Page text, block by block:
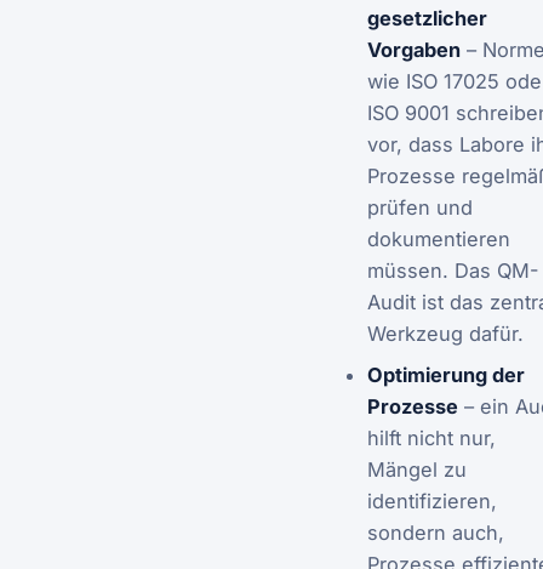
gesetzlicher
Vorgaben–
wie ISO 17025
ISO 9001
vor, dass Labore
Prozesse
prüfen und
dokumentieren
müssen. Das QM-
Audit ist das
Werkzeug dafür.
Optimierung der
Prozesse – ein
hilft nicht nur,
Mängel zu
identifizieren,
sondern auch,
Prozesse